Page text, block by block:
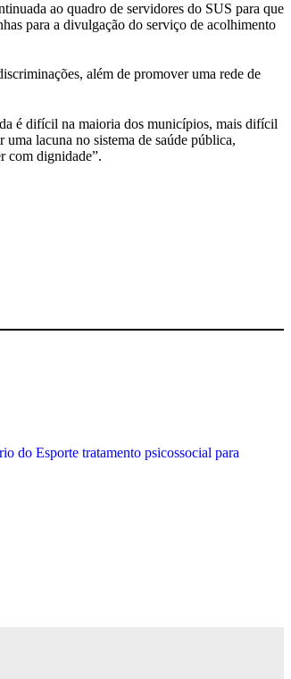
ao quadro de servidores do SUS para que
para a divulgação do serviço de acolhimento
além de promover uma rede de
é difícil na maioria dos municípios, mais difícil
lacuna no sistema de saúde pública,
com dignidade”.
do Esporte tratamento psicossocial para